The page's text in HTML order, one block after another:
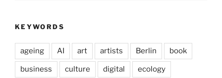
KEYWORDS
ageing AI art artists Berlin book
business culture digital ecology